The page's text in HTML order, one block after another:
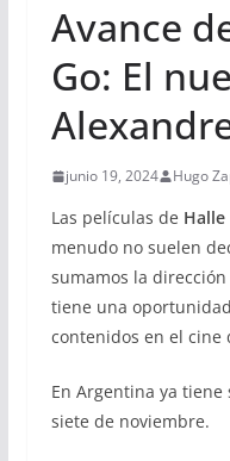
Avance
Go: El
junio 19, 2024 Hugo
Las películas de
menudo no suelen
sumamos la dirección
tiene una
contenidos en el cine
En Argentina ya
siete de noviembre.